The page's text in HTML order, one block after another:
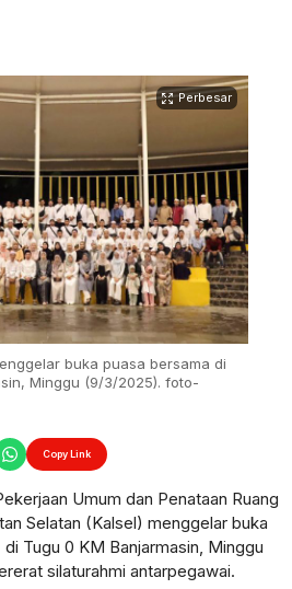
Perbesar
buka puasa bersama di
Minggu (9/3/2025). foto-
Copy Link
Umum dan Penataan Ruang
Selatan (Kalsel) menggelar buka
Tugu 0 KM Banjarmasin, Minggu
silaturahmi antarpegawai.